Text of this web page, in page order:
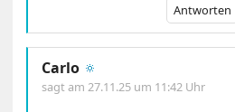
Antworten
Carlo 🔅
sagt am 27.11.25 um 11:42 Uhr